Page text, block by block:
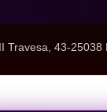
Travesa, 43-25038